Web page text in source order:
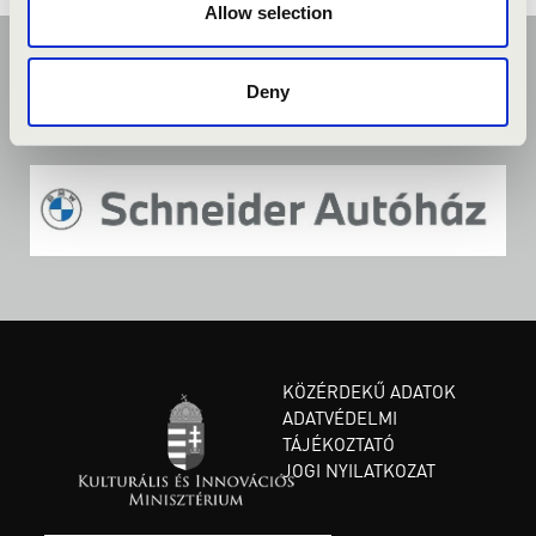
Allow selection
Deny
KÖZÉRDEKŰ ADATOK
ADATVÉDELMI
TÁJÉKOZTATÓ
JOGI NYILATKOZAT